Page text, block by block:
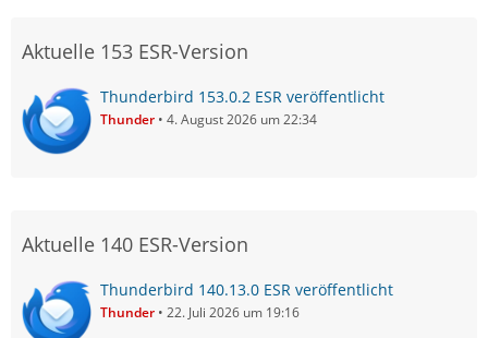
Aktuelle 153 ESR-Version
Thunderbird 153.0.2 ESR veröffentlicht
Thunder 4. August 2026 um 22:34
Aktuelle 140 ESR-Version
Thunderbird 140.13.0 ESR veröffentlicht
Thunder 22. Juli 2026 um 19:16